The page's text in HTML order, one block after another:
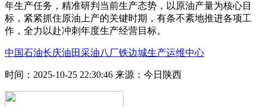
年生产任务，精准研判当前生产态势，以原油产量为核心目
标，紧紧抓住原油上产的关键时期，有条不紊地推进各项工
作，全力以赴冲刺年度生产经营目标。
中国石油长庆油田采油八厂铁边城生产运维中心
时间：2025-10-25 22:30:46 来源：今日陕西